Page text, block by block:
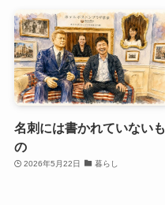
名刺には書かれていないも
の
2026年5月22日 暮らし